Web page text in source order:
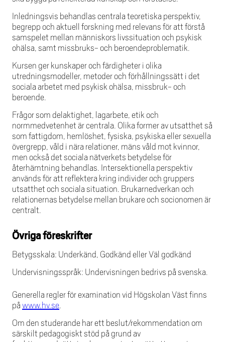
Inledningsvis behandlas centrala teoretiska perspektiv,
begrepp och aktuell forskning med relevans för att förstå
samspelet mellan människors livssituation och psykisk
ohälsa, samt missbruks- och beroendeproblematik.
Kursen ger kunskaper och färdigheter i olika
utredningsmodeller, metoder och förhållningssätt i det
sociala arbetet med psykisk ohälsa, missbruk- och
beroende.
Frågor som delaktighet, lagarbete, etik och
normmedvetenhet är centrala. Olika former av utsatthet så
som fattigdom, hemlöshet, fysiska, psykiska eller sexuella
övergrepp, våld i nära relationer, mäns våld mot kvinnor,
men också det sociala nätverkets betydelse för
återhämtning behandlas. Intersektionella perspektiv
används för att reflektera kring individer och gruppers
utsatthet och sociala situation. Brukarnedverkan och
relationernas betydelse mellan brukare och socionomen är
centralt.
Övriga föreskrifter
Betygsskala: Underkänd, Godkänd eller Väl godkänd
Undervisningsspråk: Undervisningen bedrivs på svenska.
Generella regler för examination vid Högskolan Väst finns
på www.hv.se.
Om den studerande har ett beslut/rekommendation om
särskilt pedagogiskt stöd på grund av